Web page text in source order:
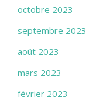
octobre 2023
septembre 2023
août 2023
mars 2023
février 2023